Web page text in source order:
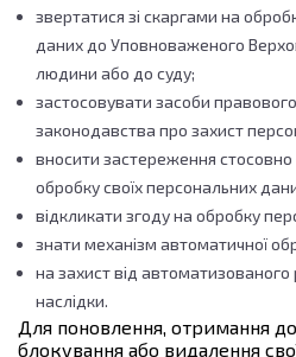
звертатися зі скаргами на
даних до Уповноваженого
людини або до суду;
застосовувати засоби
законодавства про захист
вносити застереження
обробку своїх персональних
відкликати згоду на обробку
знати механізм автоматичної
на захист від автоматизованого
наслідки.
Для поновлення, отримання
блокування або видалення